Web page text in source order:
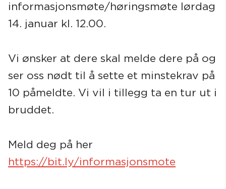
informasjonsmøte/høringsmøte lørdag
14. januar kl. 12.00.
Vi ønsker at dere skal melde dere på og
ser oss nødt til å sette et minstekrav på
10 påmeldte. Vi vil i tillegg ta en tur ut i
bruddet.
Meld deg på her
https://bit.ly/informasjonsmote